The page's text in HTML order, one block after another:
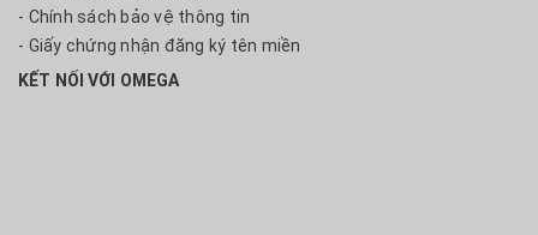
- Chính sách bảo vệ thông tin
- Giấy chứng nhận đăng ký tên miền
KẾT NỐI VỚI OMEGA